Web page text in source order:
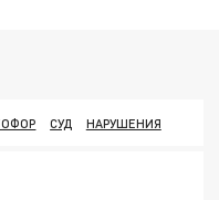
СУД НАРУШЕНИЯ